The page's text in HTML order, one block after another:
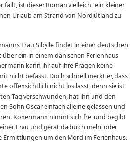
fällt, ist dieser Roman vielleicht ein kleiner
Urlaub am Strand von Nordjütland zu
Frau Sibylle findet in einer deutschen
über ein in einem dänischen Ferienhaus
kann ihr auf ihre Fragen keine
nicht befasst. Doch schnell merkt er, dass
offensichtlich nicht los lässt, denn sie ist
Tag verschwunden, hat ihn und den
Sohn Oscar einfach alleine gelassen und
Konermann nimmt sich frei und begibt
Frau und gerät dadurch mehr oder
Ermittlungen um den Mord im Ferienhaus.